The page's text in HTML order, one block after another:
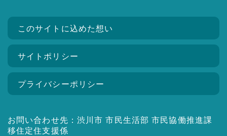
このサイトに込めた想い
サイトポリシー
プライバシーポリシー
お問い合わせ先：渋川市 市民生活部 市民協働推進課
移住定住支援係